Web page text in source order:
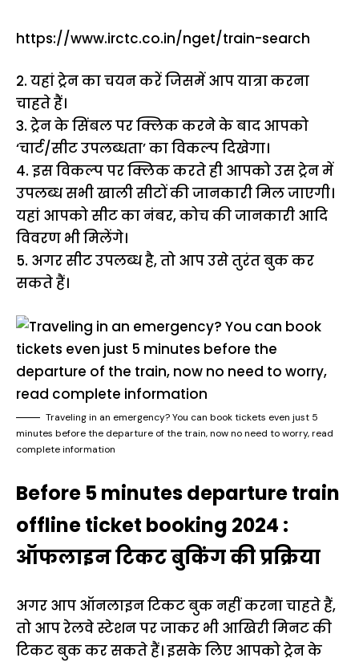
https://www.irctc.co.in/nget/train-search
2. यहां ट्रेन का चयन करें जिसमें आप यात्रा करना
चाहते हैं।
3. ट्रेन के सिंबल पर क्लिक करने के बाद आपको
‘चार्ट/सीट उपलब्धता’ का विकल्प दिखेगा।
4. इस विकल्प पर क्लिक करते ही आपको उस ट्रेन में
उपलब्ध सभी खाली सीटों की जानकारी मिल जाएगी।
यहां आपको सीट का नंबर, कोच की जानकारी आदि
विवरण भी मिलेंगे।
5. अगर सीट उपलब्ध है, तो आप उसे तुरंत बुक कर
सकते हैं।
Traveling in an emergency? You can book tickets even just 5
minutes before the departure of the train, now no need to worry, read
complete information
Before 5 minutes departure train
offline ticket booking 2024 :
ऑफलाइन टिकट बुकिंग की प्रक्रिया
अगर आप ऑनलाइन टिकट बुक नहीं करना चाहते हैं,
तो आप रेलवे स्टेशन पर जाकर भी आखिरी मिनट की
टिकट बुक कर सकते हैं। इसके लिए आपको ट्रेन के